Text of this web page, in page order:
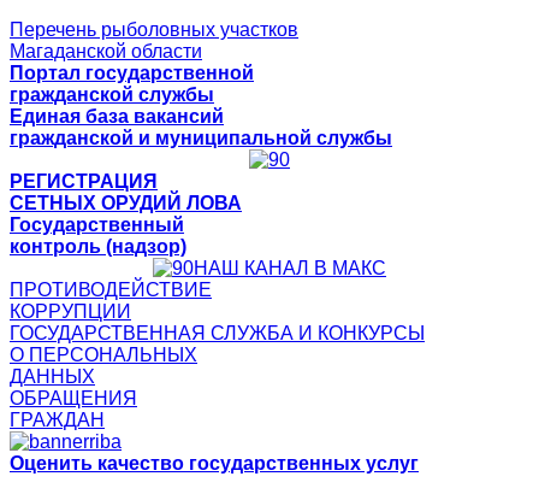
Перечень рыболовных участков
Магаданской области
Портал государственной
гражданской службы
Единая база вакансий
гражданской и муниципальной службы
РЕГИСТРАЦИЯ
СЕТНЫХ ОРУДИЙ ЛОВА
Государственный
контроль (надзор)
НАШ КАНАЛ В МАКС
ПРОТИВОДЕЙСТВИЕ
КОРРУПЦИИ
ГОСУДАРСТВЕННАЯ СЛУЖБА И КОНКУРСЫ
О ПЕРСОНАЛЬНЫХ
ДАННЫХ
ОБРАЩЕНИЯ
ГРАЖДАН
Оценить качество государственных услуг